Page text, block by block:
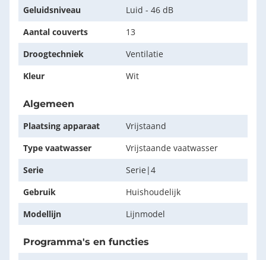
Geluidsniveau
Luid - 46 dB
Aantal couverts
13
Droogtechniek
Ventilatie
Kleur
Wit
Algemeen
Plaatsing apparaat
Vrijstaand
Type vaatwasser
Vrijstaande vaatwasser
Serie
Serie|4
Gebruik
Huishoudelijk
Modellijn
Lijnmodel
Programma's en functies